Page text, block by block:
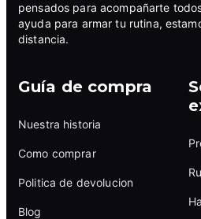
pensados para acompañarte
ayuda para armar tu rutina,
distancia.
Guía de compra
Nuestra historia
Como comprar
Politica de devolucion
Blog